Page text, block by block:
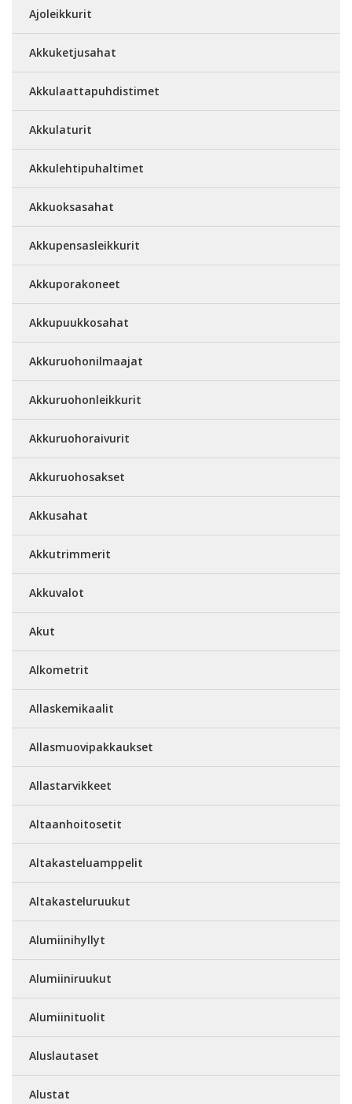
Ajoleikkurit
Akkuketjusahat
Akkulaattapuhdistimet
Akkulaturit
Akkulehtipuhaltimet
Akkuoksasahat
Akkupensasleikkurit
Akkuporakoneet
Akkupuukkosahat
Akkuruohonilmaajat
Akkuruohonleikkurit
Akkuruohoraivurit
Akkuruohosakset
Akkusahat
Akkutrimmerit
Akkuvalot
Akut
Alkometrit
Allaskemikaalit
Allasmuovipakkaukset
Allastarvikkeet
Altaanhoitosetit
Altakasteluamppelit
Altakasteluruukut
Alumiinihyllyt
Alumiiniruukut
Alumiinituolit
Aluslautaset
Alustat